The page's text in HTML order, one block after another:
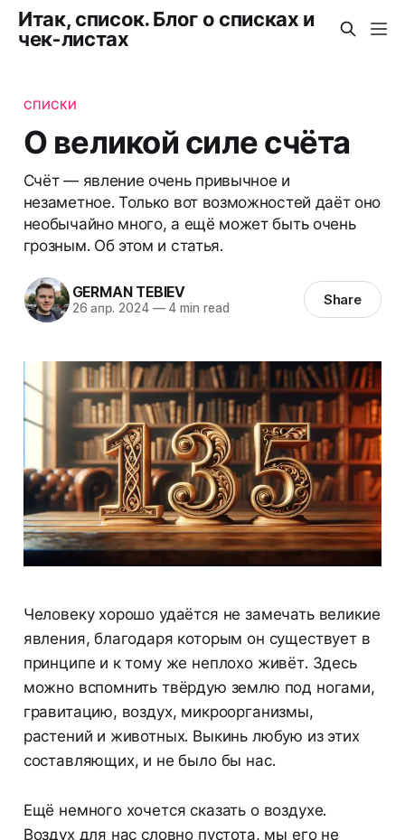
Итак, список. Блог о списках и
чек-листах
СПИСКИ
О великой силе счёта
Счёт — явление очень привычное и
незаметное. Только вот возможностей даёт оно
необычайно много, а ещё может быть очень
грозным. Об этом и статья.
GERMAN TEBIEV
26 апр. 2024 —4 min read Share
Человеку хорошо удаётся не замечать великие
явления, благодаря которым он существует в
принципе и к тому же неплохо живёт. Здесь
можно вспомнить твёрдую землю под ногами,
гравитацию, воздух, микроорганизмы,
растений и животных. Выкинь любую из этих
составляющих, и не было бы нас.
Ещё немного хочется сказать о воздухе.
Воздух для нас словно пустота, мы его не